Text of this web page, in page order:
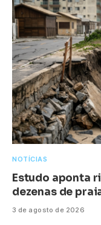
NOTÍCIAS
Estudo aponta
dezenas de
3 de agosto de 2026